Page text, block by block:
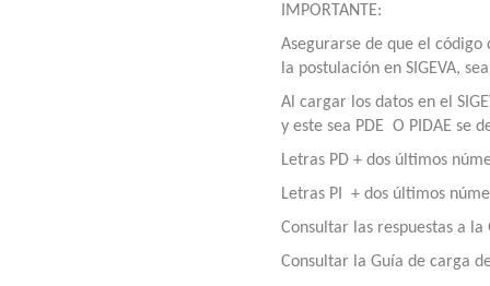
IMPORTANTE:
Asegurarse de que el
la postulación en SIGEVA,
Al cargar los datos en el
y este sea PDE O PIDAE se
Letras PD + dos últimos
Letras PI + dos últimos
Consultar las respuestas a
Consultar la Guía de carga